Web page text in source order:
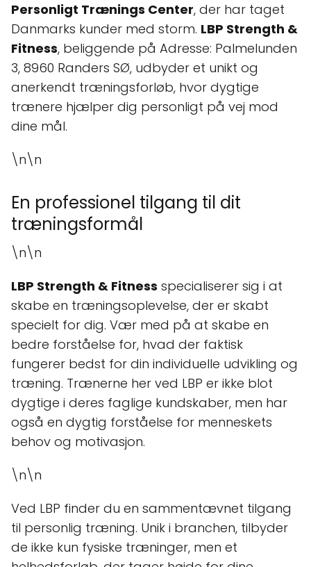
Personligt Trænings Center, der har taget
Danmarks kunder med storm. LBP Strength &
Fitness, beliggende på Adresse: Palmelunden
3, 8960 Randers SØ, udbyder et unikt og
anerkendt træningsforløb, hvor dygtige
trænere hjælper dig personligt på vej mod
dine mål.
\n\n
En professionel tilgang til dit
træningsformål
\n\n
LBP Strength & Fitness specialiserer sig i at
skabe en træningsoplevelse, der er skabt
specielt for dig. Vær med på at skabe en
bedre forståelse for, hvad der faktisk
fungerer bedst for din individuelle udvikling og
træning. Trænerne her ved LBP er ikke blot
dygtige i deres faglige kundskaber, men har
også en dygtig forståelse for menneskets
behov og motivasjon.
\n\n
Ved LBP finder du en sammentævnet tilgang
til personlig træning. Unik i branchen, tilbyder
de ikke kun fysiske træninger, men et